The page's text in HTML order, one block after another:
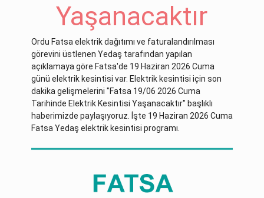
Yaşanacaktır
Ordu Fatsa elektrik dağıtımı ve faturalandırılması
görevini üstlenen Yedaş tarafından yapılan
açıklamaya göre Fatsa'de 19 Haziran 2026 Cuma
günü elektrik kesintisi var. Elektrik kesintisi için son
dakika gelişmelerini "Fatsa 19/06 2026 Cuma
Tarihinde Elektrik Kesintisi Yaşanacaktır" başlıklı
haberimizde paylaşıyoruz. İşte 19 Haziran 2026 Cuma
Fatsa Yedaş elektrik kesintisi programı.